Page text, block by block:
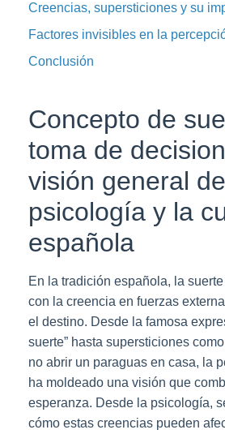
Creencias, supersticiones y su
Factores invisibles en la
Conclusión
Concepto de
toma de
visión general
psicología y la
española
En la tradición española, la
con la creencia en fuerzas
el destino. Desde la famosa
suerte” hasta supersticiones
no abrir un paraguas en casa, la
ha moldeado una visión que
esperanza. Desde la psicología,
cómo estas creencias pueden